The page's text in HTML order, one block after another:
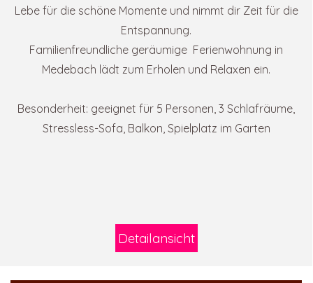
Lebe für die schöne Momente und nimmt dir Zeit für die
Entspannung.
Familienfreundliche geräumige Ferienwohnung in
Medebach lädt zum Erholen und Relaxen ein.
Besonderheit: geeignet für 5 Personen, 3 Schlafräume,
Stressless-Sofa, Balkon, Spielplatz im Garten
Detailansicht